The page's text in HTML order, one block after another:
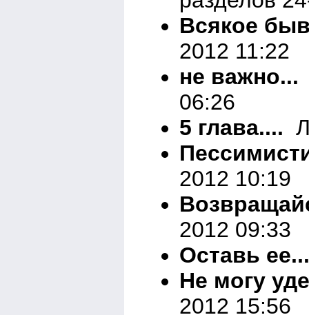
Всякое
2012 11:22
не важно...
06:26
5 глава....
2012 10:19
2012 09:33
Оставь ее...
Не могу
2012 15:56